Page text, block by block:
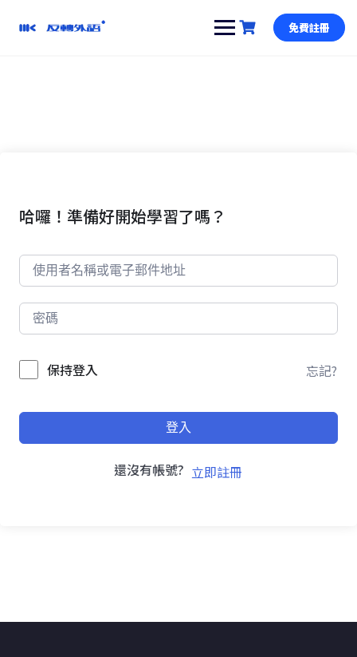
免費註冊
哈囉！準備好開始學習了嗎？
保持登入 忘記?
登入
還沒有帳號? 立即註冊